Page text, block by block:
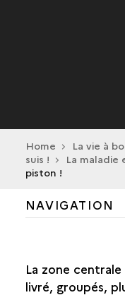
Home La vie à
suis !
La maladie
piston !
NAVIGATION
ÉCLAIRAGE ET
La zone centrale
livré, groupés,